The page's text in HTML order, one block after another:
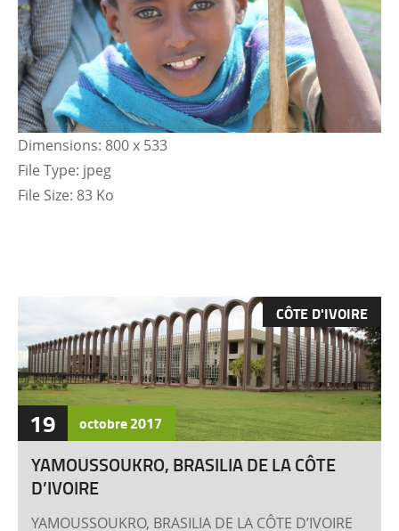
Dimensions: 800 x 533
File Type: jpeg
File Size: 83 Ko
CÔTE D'IVOIRE
19 octobre2017
YAMOUSSOUKRO, BRASILIA DE LA CÔTE
D’IVOIRE
YAMOUSSOUKRO, BRASILIA DE LA CÔTE D’IVOIRE